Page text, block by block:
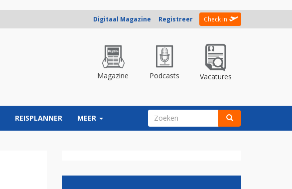
Digitaal Magazine Registreer Check in
Magazine Podcasts Vacatures
REISPLANNER MEER ZOEKVELD